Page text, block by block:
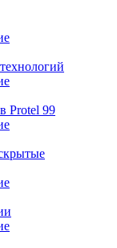
Protel 99